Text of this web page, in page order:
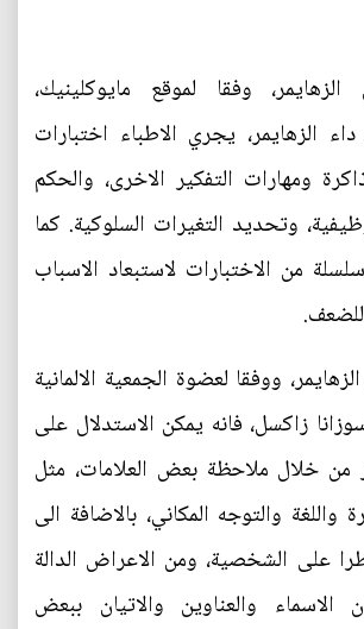
وفقا لموقع مايوكلينيك،
الزهايمر، يجري الاطباء اختبارات
ومهارات التفكير الاخرى، والحكم
وتحديد التغيرات السلوكية. كما
من الاختبارات لاستبعاد الاسباب
للضعف.
ووفقا لعضوة الجمعية ‫الالمانية
زاكسل، فانه يمكن الاستدلال على
من خلال ملاحظة بعض العلامات، مثل
واللغة والتوجه ‫المكاني، بالاضافة الى
على الشخصية، ‫ومن الاعراض الدالة
والعناوين والاتيان ببعض